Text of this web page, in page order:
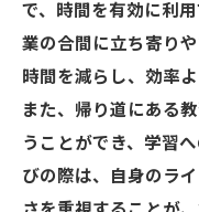
で、時間を有効に利
業の合間に立ち寄り
時間を減らし、効率
また、帰り道にある
うことができ、学習
びの際は、自身のラ